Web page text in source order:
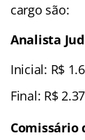
cargo são:
Analista
Inicial: R$
Final: R$
Comissário